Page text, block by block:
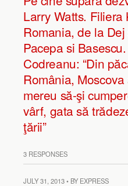
Larry Watts. Filiera
Romania, de la
Pacepa si
Codreanu: “Din
România,
mereu să-şi
vârf, gata să
ţării”
3 RESPONSES
JULY 31, 2013 • BY EXPRESS